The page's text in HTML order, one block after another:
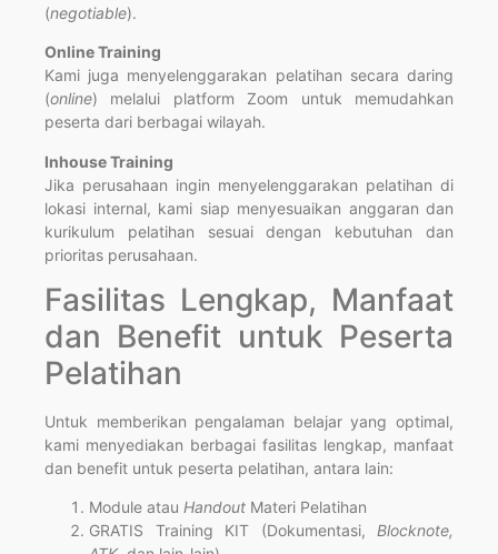
(negotiable).
Online Training
Kami juga menyelenggarakan pelatihan secara daring
(online) melalui platform Zoom untuk memudahkan
peserta dari berbagai wilayah.
Inhouse Training
Jika perusahaan ingin menyelenggarakan pelatihan di
lokasi internal, kami siap menyesuaikan anggaran dan
kurikulum pelatihan sesuai dengan kebutuhan dan
prioritas perusahaan.
Fasilitas Lengkap, Manfaat
dan Benefit untuk Peserta
Pelatihan
Untuk memberikan pengalaman belajar yang optimal,
kami menyediakan berbagai fasilitas lengkap, manfaat
dan benefit untuk peserta pelatihan, antara lain:
Module atau Handout Materi Pelatihan
GRATIS Training KIT (Dokumentasi, Blocknote,